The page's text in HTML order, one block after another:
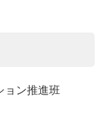
ョン推進班